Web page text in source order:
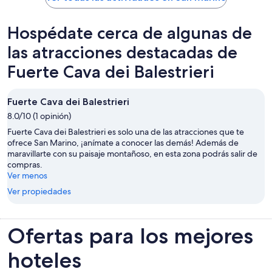
Hospédate cerca de algunas de
las atracciones destacadas de
Fuerte Cava dei Balestrieri
Fuerte Cava dei Balestrieri
8.0/10 (1 opinión)
Fuerte Cava dei Balestrieri es solo una de las atracciones que te
ofrece San Marino, ¡anímate a conocer las demás! Además de
maravillarte con su paisaje montañoso, en esta zona podrás salir de
compras.
Ver menos
Ver propiedades
Ofertas para los mejores
hoteles